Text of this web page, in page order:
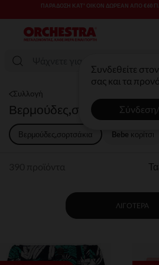
SALES & PROMOS: ΈΩΣ -70% ΜΊΑ
Συνδεθείτε
σας και τα
Συλλογή
Βερμούδες,σορτσάκια
Βερμούδες,σορτσάκια Bebe κορίτσι
ΛΙΓΌΤΕΡΑ